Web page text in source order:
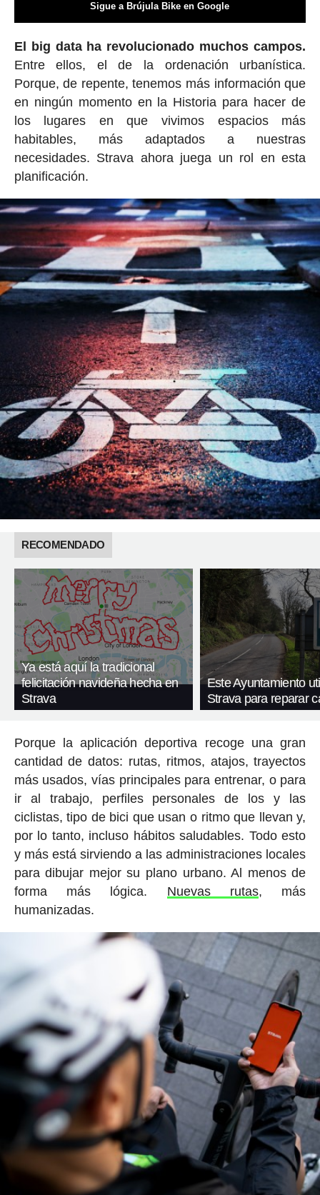
Sigue a Brújula Bike en Google
El big data ha revolucionado muchos campos.
Entre ellos, el de la ordenación urbanística.
Porque, de repente, tenemos más información que
en ningún momento en la Historia para hacer de
los lugares en que vivimos espacios más
habitables, más adaptados a nuestras
necesidades. Strava ahora juega un rol en esta
planificación.
RECOMENDADO
Ya está aquí la tradicional
felicitación navideña hecha en
Strava
Este Ayuntamiento
Strava para reparar
Porque la aplicación deportiva recoge una gran
cantidad de datos: rutas, ritmos, atajos, trayectos
más usados, vías principales para entrenar, o para
ir al trabajo, perfiles personales de los y las
ciclistas, tipo de bici que usan o ritmo que llevan y,
por lo tanto, incluso hábitos saludables. Todo esto
y más está sirviendo a las administraciones locales
para dibujar mejor su plano urbano. Al menos de
forma más lógica. Nuevas rutas, más
humanizadas.